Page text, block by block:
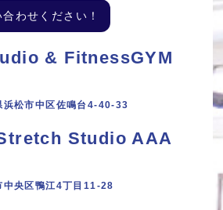
わせください！
& FitnessGYM
松市中区佐鳴台4-40-33
Studio AAA
央区鴨江4丁目11‐28